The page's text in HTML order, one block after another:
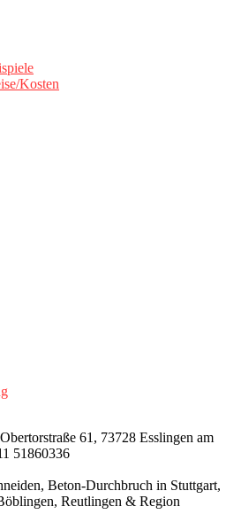
Kosten
61, 73728 Esslingen am
51860336
Beton-Durchbruch in Stuttgart,
Reutlingen & Region